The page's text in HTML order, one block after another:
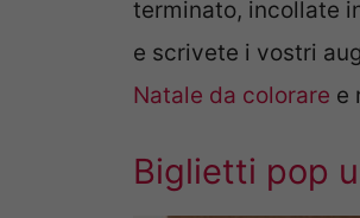
terminato, incollate
e scrivete i vostri
Natale da colorare e
Biglietti pop